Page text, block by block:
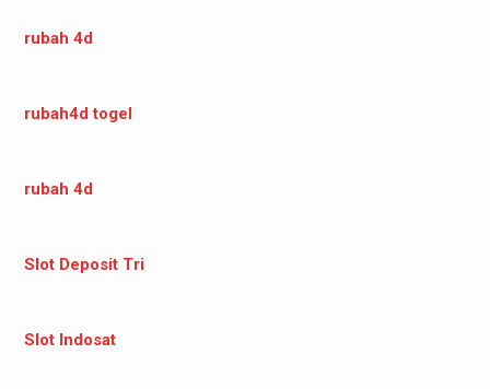
rubah 4d
rubah4d togel
rubah 4d
Slot Deposit Tri
Slot Indosat